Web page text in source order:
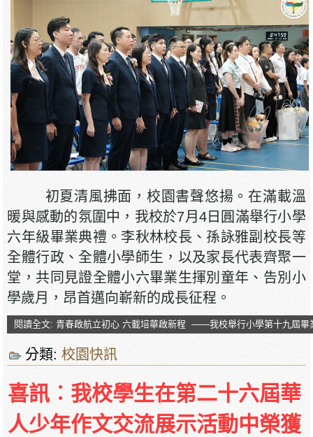
初夏清風拂面，校園書聲悠揚。在滿載溫
暖與感動的氛圍中，我校於7月4日圓滿舉行小學
六年級畢業典禮。李秋林校長、孫詠雅副校長等
全體行政、全體小學師生，以及家長代表齊聚一
堂，共同見證全體小六畢業生揮別童年、告別小
學歲月，昂首邁向嶄新的成長征程。
閱讀全文: 青春啟航立初心 六載培華啟新程 ——我校舉行小學第十九屆畢
分類:校園快訊
喜訊︰我校學生在第二十六屆華
人少年作文交流展示活動中榮獲